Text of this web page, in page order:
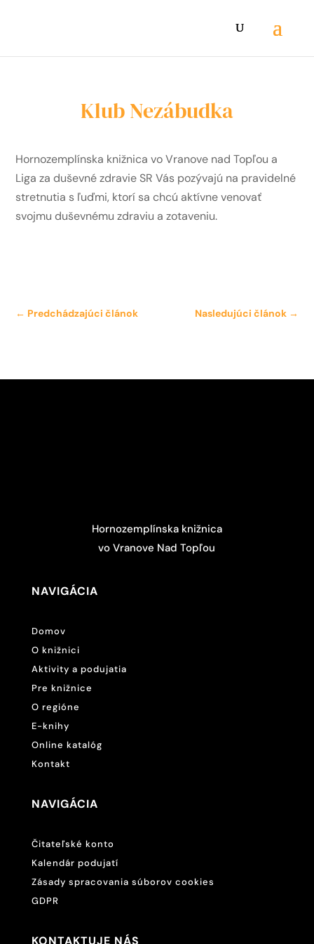
Klub Nezábudka
Hornozemplínska knižnica vo Vranove nad Topľou a
Liga za duševné zdravie SR Vás pozývajú na pravidelné
stretnutia s ľuďmi, ktorí sa chcú aktívne venovať
svojmu duševnému zdraviu a zotaveniu.
← Predchádzajúci článok Nasledujúci článok→
Hornozemplínska knižnica
vo Vranove Nad Topľou
NAVIGÁCIA
Domov
O knižnici
Aktivity a podujatia
Pre knižnice
O regióne
E-knihy
Online katalóg
Kontakt
NAVIGÁCIA
Čitateľské konto
Kalendár podujatí
Zásady spracovania súborov cookies
GDPR
KONTAKTUJE NÁS